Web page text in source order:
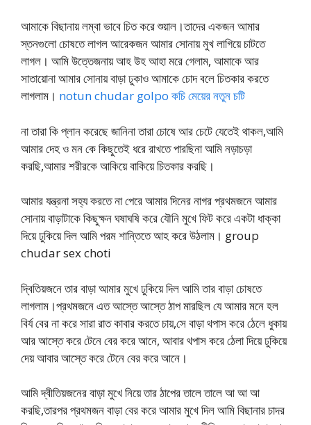
আমাকে বিছানায় লম্বা ভাবে চিত করে শুয়াল।তাদের একজন আমার
স্তনগুলো চোষতে লাগল আরেকজন আমার সোনায় মুখ লাগিয়ে চাটতে
লাগল। আমি উত্তেজনায় আহ উহ আহা মরে গেলাম, আমাকে আর
সাতায়োনা আমার সোনায় বাড়া ঢুকাও আমাকে চোদ বলে চিতকার করতে
লাগলাম। notun chudar golpo কচি মেয়ের নতুন চটি
না তারা কি প্লান করেছে জানিনা তারা চোষে আর চেটে যেতেই থাকল,আমি
আমার দেহ ও মন কে কিছুতেই ধরে রাখতে পারছিনা আমি নড়াচড়া
করছি,আমার শরীরকে আকিয়ে বাকিয়ে চিতকার করছি।
আমার যন্ত্রনা সহ্য করতে না পেরে আমার দিনের নাগর প্রথমজনে আমার
সোনায় বাড়াটাকে কিছুক্ষন ঘষাঘষি করে যৌনি মুখে ফিট করে একটা ধাক্কা
দিয়ে ঢুকিয়ে দিল আমি পরম শান্তিতে আহ করে উঠলাম। group
chudar sex choti
দ্বিতিয়জনে তার বাড়া আমার মুখে ঢুকিয়ে দিল আমি তার বাড়া চোষতে
লাগলাম।প্রথমজনে এত আস্তে আস্তে ঠাপ মারছিল যে আমার মনে হল
বির্য বের না করে সারা রাত কাবার করতে চায়,সে বাড়া থপাস করে ঠেলে ধুকায়
আর আস্তে করে টেনে বের করে আনে, আবার থপাস করে ঠেলা দিয়ে ঢুকিয়ে
দেয় আবার আস্তে করে টেনে বের করে আনে।
আমি দ্বীতিয়জনের বাড়া মুখে নিয়ে তার ঠাপের তালে তালে আ আ আ
করছি,তারপর প্রথমজন বাড়া বের করে আমার মুখে দিল আমি বিছানার চাদর